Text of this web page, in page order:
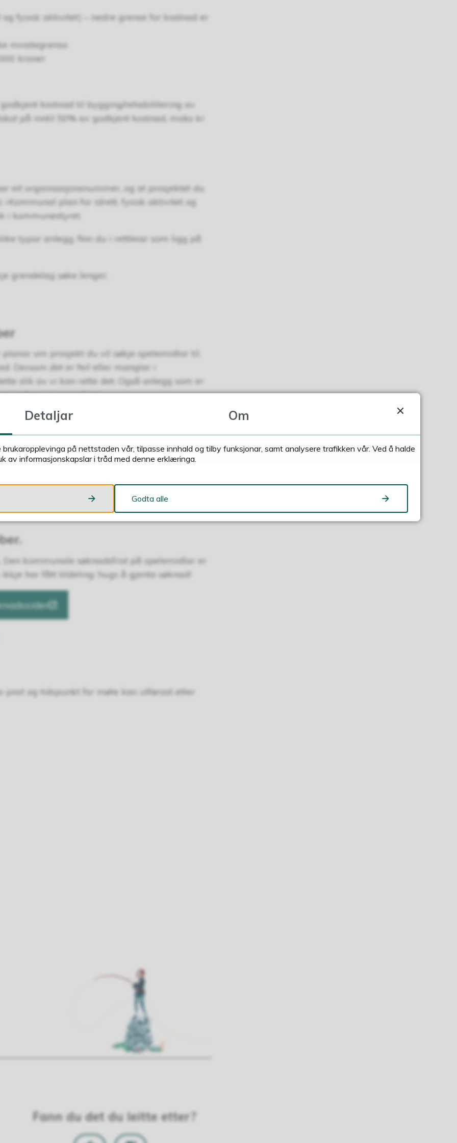
fysisk aktivitet) – nedre grense for kostnad er
minstegrensa
kroner
kostnad til bygging/rehabilitering av
på inntil 50% av godkjent kostnad, maks kr
eit organisasjonsnummer, og at prosjektet du
plan for idrett, fysisk aktivitet og
i kommunestyret.
typar anlegg, finn du i rettleiar som ligg på
grendelag søke lenger.
om prosjekt du vil søkje spelemidlar til.
Dersom det er feil eller manglar i
slik av vi kan rette det. Også anlegg som er
ynskjer vi innspel om.
kommunale søknadsfrist på spelemidlar er
ikkje har fått tildeling: hugs å gjenta søknad!
post og tidspunkt for møte kan utførast etter
Fann du det du leitte etter?
Detaljar Om
på nettstaden vår, tilpasse innhald og tilby funksjonar, samt analysere trafikken vår. Ved å halde
av informasjonskapslar i tråd med denne erklæringa.
Godta alle